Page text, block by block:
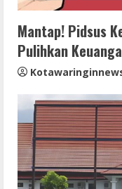
Mantap! Pidsus
Pulihkan